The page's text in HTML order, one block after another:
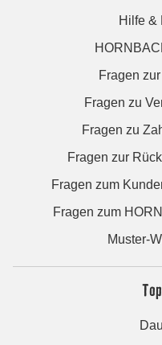
Hilfe &
Fragen
Fragen zu
Fragen zu
Fragen zur
Fragen zum
Fragen zum
Muster-